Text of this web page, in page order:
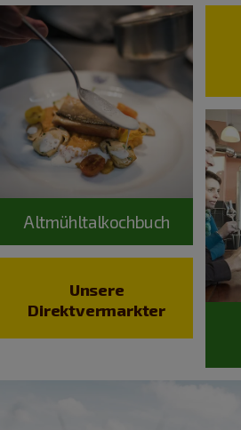
Altmühltalkochbuch
Unsere
Direktvermarkter